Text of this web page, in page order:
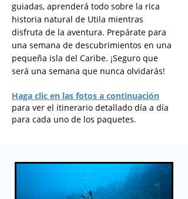
guiadas, aprenderá todo sobre la rica
historia natural de Utila mientras
disfruta de la aventura. Prepárate para
una semana de descubrimientos en una
pequeña isla del Caribe. ¡Seguro que
será una semana que nunca olvidarás!
Haga clic en las fotos a continuación
para ver el itinerario detallado día a día
para cada uno de los paquetes.